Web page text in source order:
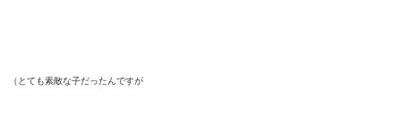
（とても素敵な子だったんですが